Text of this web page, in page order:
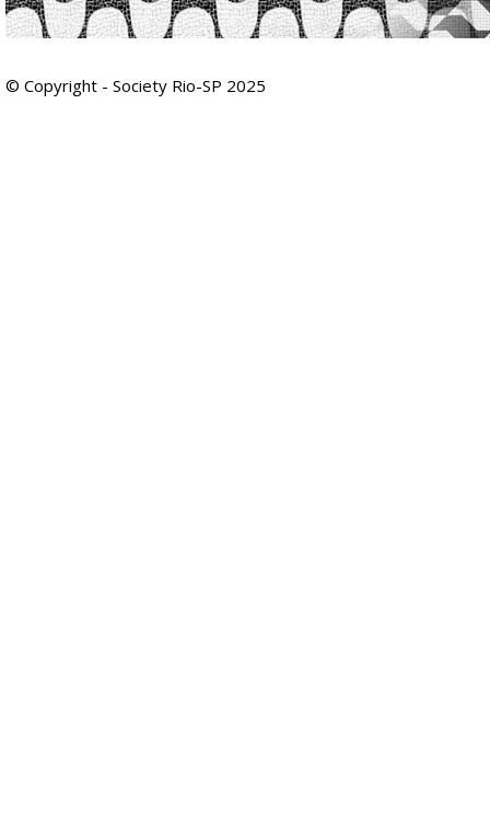
© Copyright - Society Rio-SP 2025